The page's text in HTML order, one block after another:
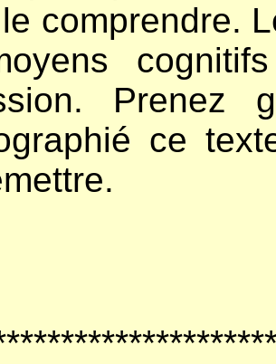
comprendre.
Prenez
ce